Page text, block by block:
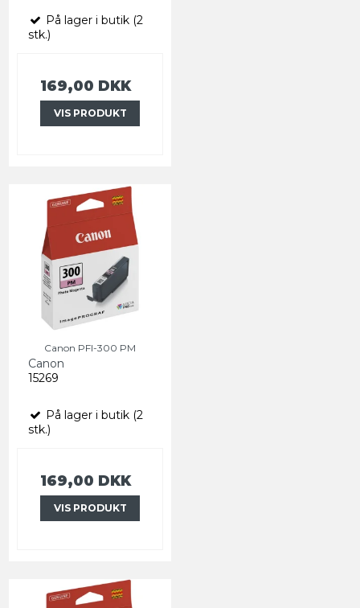
På lager i butik (2
stk.)
169,00 DKK
VIS PRODUKT
Canon PFI-300 PM
Canon
15269
På lager i butik (2
stk.)
169,00 DKK
VIS PRODUKT